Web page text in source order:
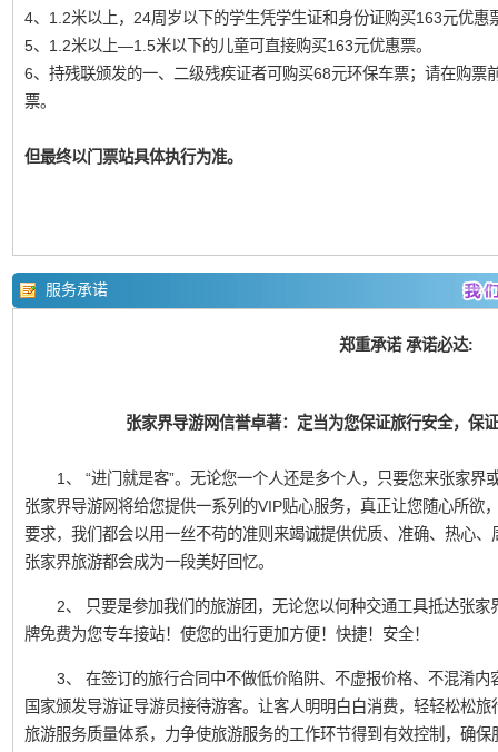
4、1.2米以上，24周岁以下的学生凭学生证和身份证购买163元优惠
5、1.2米以上—1.5米以下的儿童可直接购买163元优惠票。
6、持残联颁发的一、二级残疾证者可购买68元环保车票；请在购票
票。
但最终以门票站具体执行为准。
服务承诺
郑重承诺 承诺必达:
张家界导游网信誉卓著：定当为您保证旅行安全，保
1、 “进门就是客”。无论您一个人还是多个人，只要您来张家
张家界导游网将给您提供一系列的VIP贴心服务，真正让您随心所欲
要求，我们都会以用一丝不苟的准则来竭诚提供优质、准确、热心
张家界旅游都会成为一段美好回忆。
2、 只要是参加我们的旅游团，无论您以何种交通工具抵达张
牌免费为您专车接站！使您的出行更加方便！快捷！安全！
3、 在签订的旅行合同中不做低价陷阱、不虚报价格、不混淆
国家颁发导游证导游员接待游客。让客人明明白白消费，轻轻松松
旅游服务质量体系，力争使旅游服务的工作环节得到有效控制，确